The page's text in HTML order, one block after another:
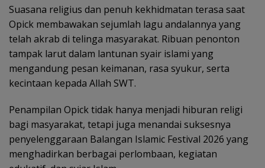
Suasana religius dan penuh kekhidmatan terasa saat
Opick membawakan sejumlah lagu andalannya yang
telah akrab di telinga masyarakat. Ribuan penonton
tampak larut dalam lantunan syair islami yang
mengandung pesan keimanan, rasa syukur, serta
kecintaan kepada Allah SWT.
Penampilan Opick tidak hanya menjadi hiburan religi
bagi masyarakat, tetapi juga menandai suksesnya
penyelenggaraan Balangan Islamic Festival 2026 yang
menghadirkan berbagai perlombaan, kegiatan